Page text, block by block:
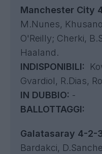
Manchester City
M.Nunes,
O'Reilly; Cherki,
Haaland.
INDISPONIBILI:
Gvardiol, R.Dias,
IN DUBBIO: -
BALLOTTAGGI:
Galatasaray 4-2-
Bardakci,